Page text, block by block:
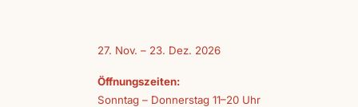
27. Nov. – 23. Dez. 2026
Öffnungszeiten:
Sonntag – Donnerstag 11–20 Uhr